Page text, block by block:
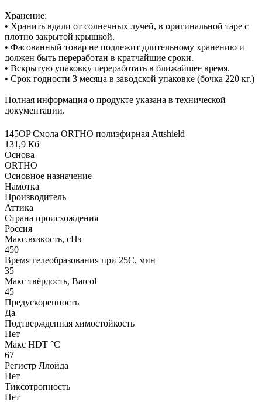
Хранение:
• Хранить вдали от солнечных лучей, в оригинальной таре с
плотно закрытой крышкой.
• Фасованный товар не подлежит длительному хранению и
должен быть переработан в кратчайшие сроки.
• Вскрытую упаковку переработать в ближайшее время.
• Срок годности 3 месяца в заводской упаковке (бочка 220 кг.)
Полная информация о продукте указана в технической
документации.
145OP Смола ORTHO полиэфирная Attshield
131,9 Кб
Основа
ORTHO
Основное назначение
Намотка
Производитель
Аттика
Страна происхождения
Россия
Макс.вязкoсть, сПз
450
Время гелеобразования при 25С, мин
35
Макс твёрдость, Barcol
45
Предускоренность
Да
Подтвержденная химостойкость
Нет
Макс HDT °С
67
Регистр Ллойда
Нет
Тиксотропность
Нет